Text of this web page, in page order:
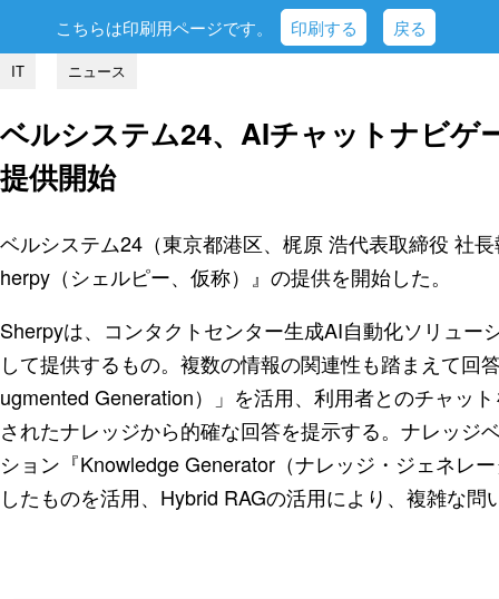
こちらは印刷用ページです。 印刷する 戻る
IT ニュース
ベルシステム24、AIチャットナビゲ
提供開始
ベルシステム24（東京都港区、梶原 浩代表取締役 社
herpy（シェルピー、仮称）』の提供を開始した。
Sherpyは、コンタクトセンター生成AI自動化ソリュー
して提供するもの。複数の情報の関連性も踏まえて回
ugmented Generation）」を活用、利用者とのチャッ
されたナレッジから的確な回答を提示する。ナレッジ
ション『Knowledge Generator（ナレッジ・ジェネレ
したものを活用、Hybrid RAGの活用により、複雑な